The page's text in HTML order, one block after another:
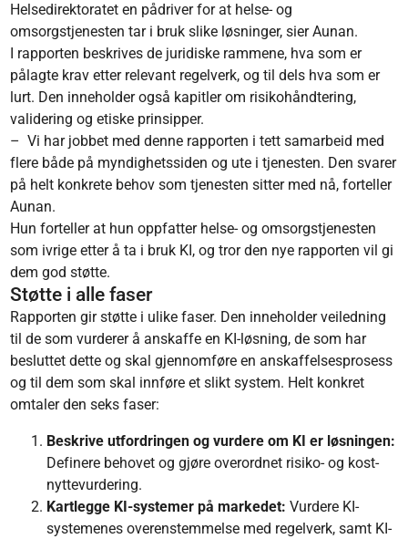
Helsedirektoratet en pådriver for at helse- og
omsorgstjenesten tar i bruk slike løsninger, sier Aunan.
I rapporten beskrives de juridiske rammene, hva som er
pålagte krav etter relevant regelverk, og til dels hva som er
lurt. Den inneholder også kapitler om risikohåndtering,
validering og etiske prinsipper.
– Vi har jobbet med denne rapporten i tett samarbeid med
flere både på myndighetssiden og ute i tjenesten. Den svarer
på helt konkrete behov som tjenesten sitter med nå, forteller
Aunan.
Hun forteller at hun oppfatter helse- og omsorgstjenesten
som ivrige etter å ta i bruk KI, og tror den nye rapporten vil gi
dem god støtte.
Støtte i alle faser
Rapporten gir støtte i ulike faser. Den inneholder veiledning
til de som vurderer å anskaffe en KI-løsning, de som har
besluttet dette og skal gjennomføre en anskaffelsesprosess
og til dem som skal innføre et slikt system. Helt konkret
omtaler den seks faser:
Beskrive utfordringen og vurdere om KI er løsningen:
Definere behovet og gjøre overordnet risiko- og kost-
nyttevurdering.
Kartlegge KI-systemer på markedet:Vurdere KI-
systemenes overenstemmelse med regelverk, samt KI-